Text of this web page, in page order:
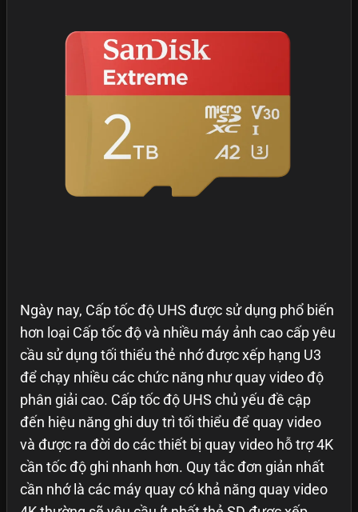
Ngày nay, Cấp tốc độ UHS được sử dụng phổ biến
hơn loại Cấp tốc độ và nhiều máy ảnh cao cấp yêu
cầu sử dụng tối thiểu thẻ nhớ được xếp hạng U3
để chạy nhiều các chức năng như quay video độ
phân giải cao. Cấp tốc độ UHS chủ yếu đề cập
đến hiệu năng ghi duy trì tối thiểu để quay video
và được ra đời do các thiết bị quay video hỗ trợ 4K
cần tốc độ ghi nhanh hơn. Quy tắc đơn giản nhất
cần nhớ là các máy quay có khả năng quay video